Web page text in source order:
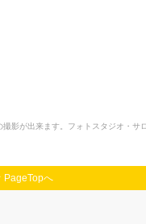
影が出来ます。フォトスタジオ・サ
PageTopへ